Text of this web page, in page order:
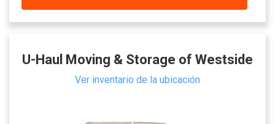
U-Haul Moving & Storage of Westside
Ver inventario de la ubicación